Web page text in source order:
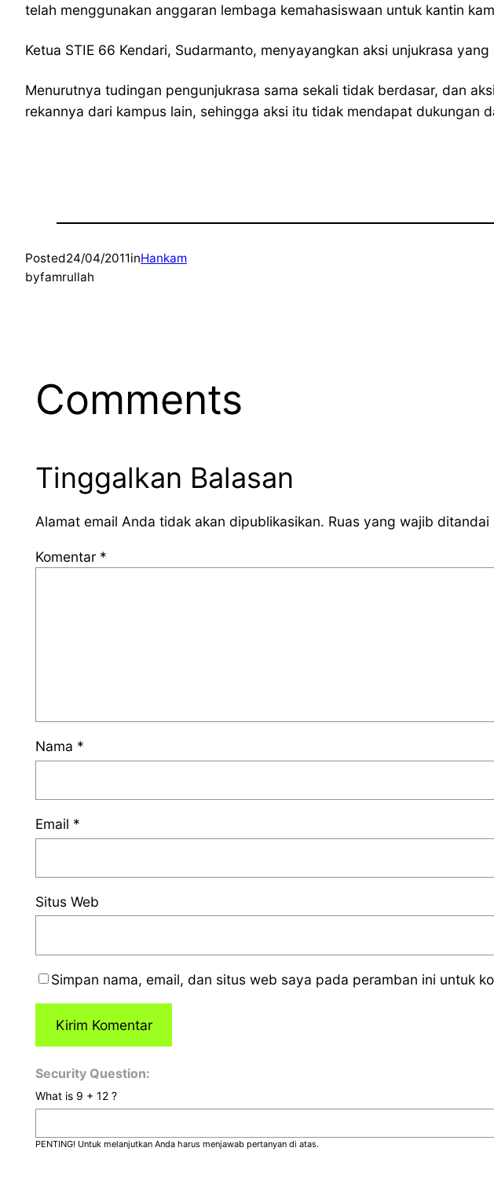
telah menggunakan anggaran lembaga kemahasiswaan untuk kantin
Ketua STIE 66 Kendari, Sudarmanto, menyayangkan aksi unjukrasa
Menurutnya tudingan pengunjukrasa sama sekali tidak berdasar, dan
rekannya dari kampus lain, sehingga aksi itu tidak mendapat dukungan
Posted24/04/2011inHankam
byfamrullah
Comments
Tinggalkan Balasan
Alamat email Anda tidak akan dipublikasikan. Ruas yang wajib ditandai
Komentar *
Nama *
Email *
Situs Web
Simpan nama, email, dan situs web saya pada peramban ini untuk
Security Question:
What is 9 + 12 ?
PENTING! Untuk melanjutkan Anda harus menjawab pertanyan di atas.